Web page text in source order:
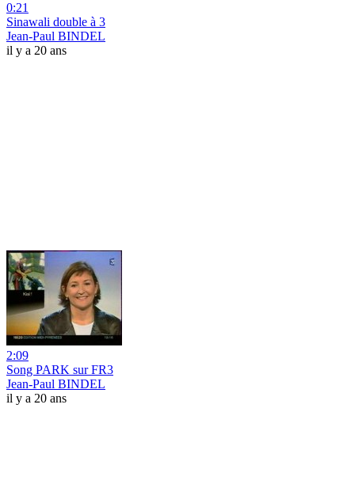
0:21
Sinawali double à 3
Jean-Paul BINDEL
il y a 20 ans
2:09
Song PARK sur FR3
Jean-Paul BINDEL
il y a 20 ans